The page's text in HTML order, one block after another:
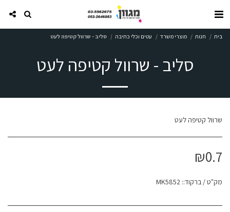
בית חנות מוצרי משרד עטים וכלי כתיבה סליב - שרוול קטיפה לעט
סליב - שרוול קטיפה לעט
שרוול קטיפה לעט
₪0.7
מק"ט / ברקוד:: MK5852